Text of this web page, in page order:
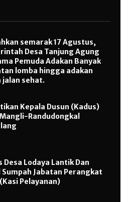
semarak 17 Agustus,
Desa Tanjung Agung
Pemuda Adakan Banyak
lomba hingga adakan
jalan sehat.
Kepala Dusun (Kadus)
Randudongkal
Desa Lodaya Lantik Dan
Sumpah Jabatan Perangkat
Pelayanan)